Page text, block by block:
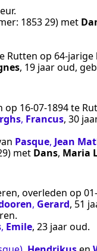
.
1853 29) met
Rutten op 64-jarige
, 19 jaar oud,
op 16‑07‑1894te
, Francus, 30
Pasque, Jean
) met Dans, Maria
, overleden op
, Gerard, 51
.
, Emile, 23 jaar oud.